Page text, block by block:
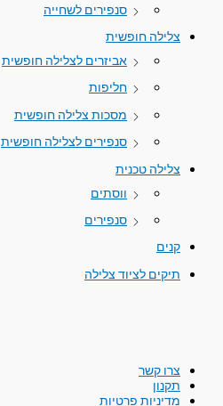
סנפירים לשחייה
צלילה חופשית
אביזרים לצלילה חופשית
חליפות
מסכות צלילה חופשית
סנפירים לצלילה חופשית
צלילה טכנית
ווסתים
סנפירים
קנים
תיקים לציוד צלילה
צרו קשר
תקנון
מדיניות פרטיות